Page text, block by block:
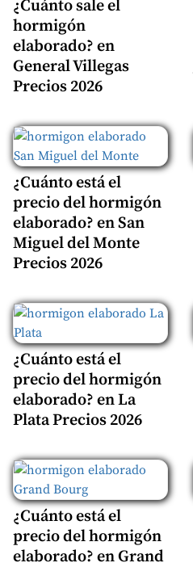
¿Cuánto sale el
hormigón
elaborado? en
General Villegas
Precios 2026
¿Cuánto está el
precio del hormigón
elaborado? en San
Miguel del Monte
Precios 2026
¿Cuánto está el
precio del hormigón
elaborado? en La
Plata Precios 2026
¿Cuánto está el
precio del hormigón
elaborado? en Grand